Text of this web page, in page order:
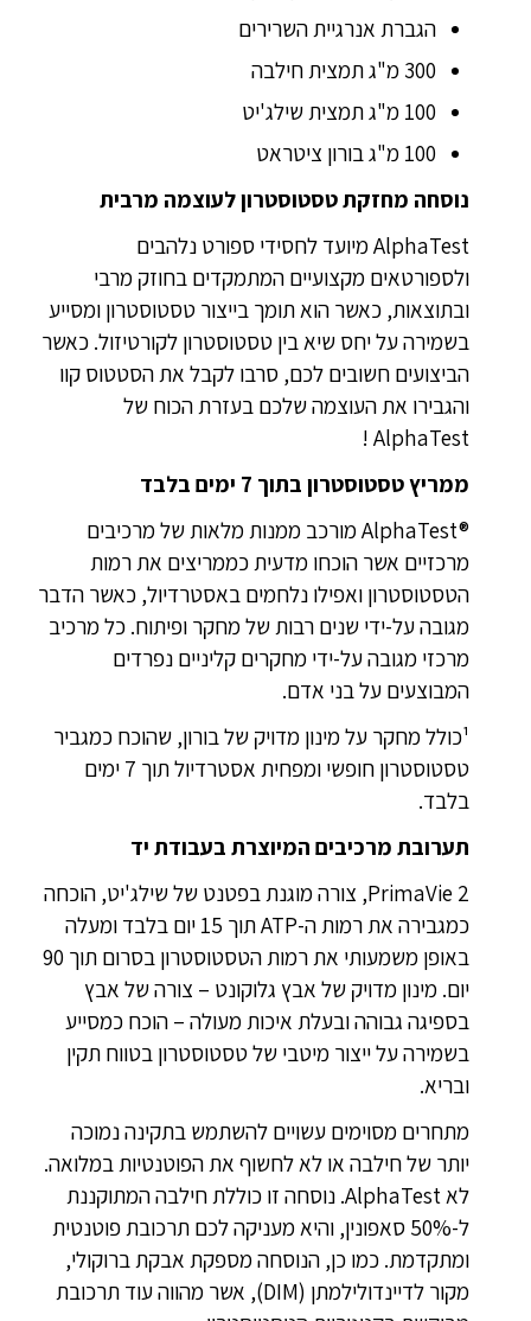
הגברת אנרגיית השרירים
300 מ"ג תמצית חילבה
100 מ"ג תמצית שילג'יט
100 מ"ג בורון ציטראט
נוסחה מחזקת טסטוסטרון לעוצמה מרבית
AlphaTest מיועד לחסידי ספורט נלהבים
ולספורטאים מקצועיים המתמקדים בחוזק מרבי
ובתוצאות, כאשר הוא תומך בייצור טסטוסטרון ומסייע
בשמירה על יחס שיא בין טסטוסטרון לקורטיזול. כאשר
הביצועים חשובים לכם, סרבו לקבל את הסטטוס קוו
והגבירו את העוצמה שלכם בעזרת הכוח של
AlphaTest !
ממריץ טסטוסטרון בתוך 7 ימים בלבד
AlphaTest®‎ מורכב ממנות מלאות של מרכיבים
מרכזיים אשר הוכחו מדעית כממריצים את רמות
הטסטוסטרון ואפילו נלחמים באסטרדיול, כאשר הדבר
מגובה על-ידי שנים רבות של מחקר ופיתוח. כל מרכיב
מרכזי מגובה על-ידי מחקרים קליניים נפרדים
המבוצעים על בני אדם.
¹כולל מחקר על מינון מדויק של בורון, שהוכח כמגביר
טסטוסטרון חופשי ומפחית אסטרדיול תוך 7 ימים
בלבד.
תערובת מרכיבים המיוצרת בעבודת יד
2 PrimaVie‎, צורה מוגנת בפטנט של שילג'יט, הוכחה
כמגבירה את רמות ה-ATP תוך 15 יום בלבד ומעלה
באופן משמעותי את רמות הטסטוסטרון בסרום תוך 90
יום. מינון מדויק של אבץ גלוקונט – צורה של אבץ
בספיגה גבוהה ובעלת איכות מעולה – הוכח כמסייע
בשמירה על ייצור מיטבי של טסטוסטרון בטווח תקין
ובריא.
מתחרים מסוימים עשויים להשתמש בתקינה נמוכה
יותר של חילבה או לא לחשוף את הפוטנטיות במלואה.
לא AlphaTest. נוסחה זו כוללת חילבה המתוקננת
ל-50% סאפונין, והיא מעניקה לכם תרכובת פוטנטית
ומתקדמת. כמו כן, הנוסחה מספקת אבקת ברוקולי,
מקור לדיינדולילמתן (DIM), אשר מהווה עוד תרכובת